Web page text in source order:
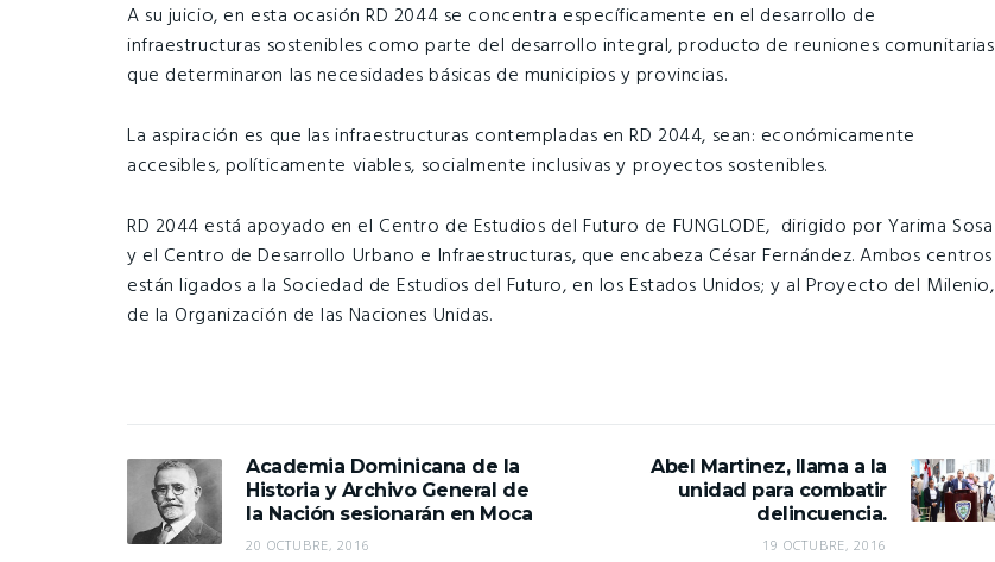
A su juicio, en esta ocasión RD 2044 se concentra específicamente en el desarrollo de
infraestructuras sostenibles como parte del desarrollo integral, producto de reuniones comunitarias
que determinaron las necesidades básicas de municipios y provincias.
La aspiración es que las infraestructuras contempladas en RD 2044, sean: económicamente
accesibles, políticamente viables, socialmente inclusivas y proyectos sostenibles.
RD 2044 está apoyado en el Centro de Estudios del Futuro de FUNGLODE, dirigido por Yarima Sosa
y el Centro de Desarrollo Urbano e Infraestructuras, que encabeza César Fernández. Ambos centros
están ligados a la Sociedad de Estudios del Futuro, en los Estados Unidos; y al Proyecto del Milenio,
de la Organización de las Naciones Unidas.
Academia Dominicana de la
Historia y Archivo General de
la Nación sesionarán en Moca
20 OCTUBRE, 2016
Abel Martinez, llama a la
unidad para combatir
delincuencia.
19 OCTUBRE, 2016